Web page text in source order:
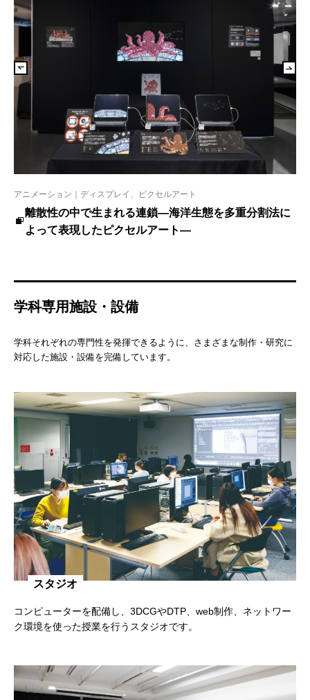
アニメーション｜ディスプレイ、ピクセルアート
離散性の中で生まれる連鎖―海洋生態を多重分割法に
よって表現したピクセルアート―
学科専用施設・設備
学科それぞれの専門性を発揮できるように、さまざまな制作・研究に
対応した施設・設備を完備しています。
スタジオ
コンピューターを配備し、3DCGやDTP、web制作、ネットワー
ク環境を使った授業を行うスタジオです。